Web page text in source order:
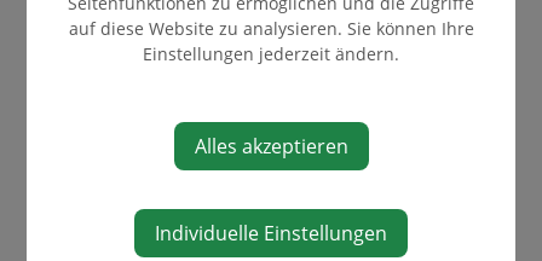
VERWALTUNG
ÜBER DIE GEMEINDE
ÖFFNUNGSZEITEN
GESUNDHEIT/SOZIALES
JUGEND
auf diese Website zu analysieren. Sie können Ihre
Einstellungen jederzeit ändern.
Alles akzeptieren
Individuelle Einstellungen